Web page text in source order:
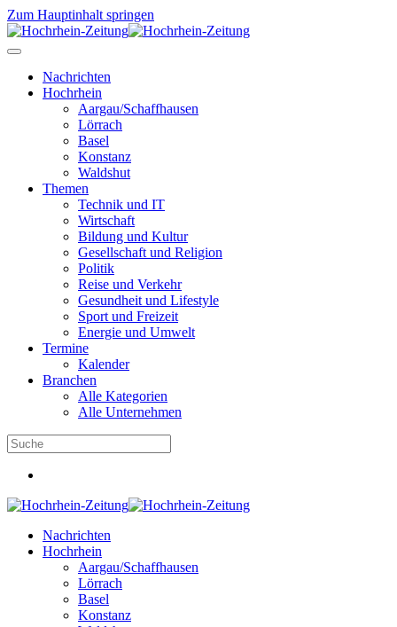
Zum Hauptinhalt springen
Nachrichten
Hochrhein
Aargau/Schaffhausen
Lörrach
Basel
Konstanz
Waldshut
Themen
Technik und IT
Wirtschaft
Bildung und Kultur
Gesellschaft und Religion
Politik
Reise und Verkehr
Gesundheit und Lifestyle
Sport und Freizeit
Energie und Umwelt
Termine
Kalender
Branchen
Alle Kategorien
Alle Unternehmen
Nachrichten
Hochrhein
Aargau/Schaffhausen
Lörrach
Basel
Konstanz